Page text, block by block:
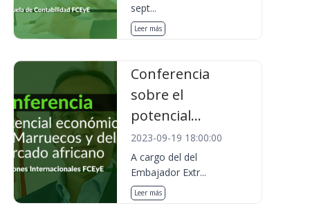
sept...
Leer más
Conferencia
sobre el
potencial...
2023-09-19 18:00:00
A cargo del del
Embajador Extr...
Leer más